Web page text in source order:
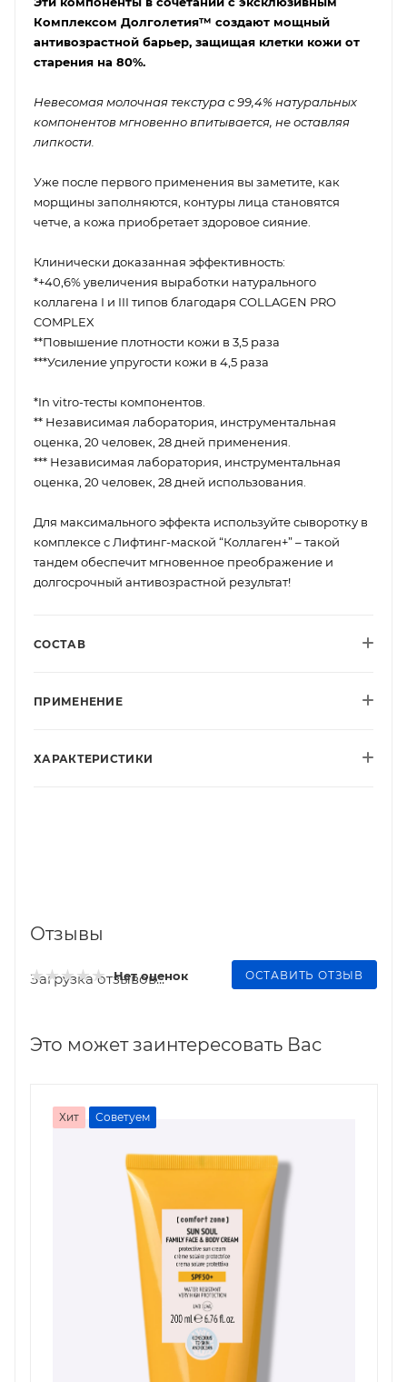
Комплексом Долголетия™ создают мощный
антивозрастной барьер, защищая клетки кожи от
старения на 80%.
Невесомая молочная текстура с 99,4% натуральных
компонентов мгновенно впитывается, не оставляя
липкости.
Уже после первого применения вы заметите, как
морщины заполняются, контуры лица становятся
четче, а кожа приобретает здоровое сияние.
Клинически доказанная эффективность:
*+40,6% увеличения выработки натурального
коллагена I и III типов благодаря COLLAGEN PRO
COMPLEX
**Повышение плотности кожи в 3,5 раза
***Усиление упругости кожи в 4,5 раза
*In vitro-тесты компонентов.
** Независимая лаборатория, инструментальная
оценка, 20 человек, 28 дней применения.
*** Независимая лаборатория, инструментальная
оценка, 20 человек, 28 дней использования.
Для максимального эффекта используйте сыворотку в
комплексе с Лифтинг-маской “Коллаген+” – такой
тандем обеспечит мгновенное преображение и
долгосрочный антивозрастной результат!
СОСТАВ
ПРИМЕНЕНИЕ
ХАРАКТЕРИСТИКИ
Отзывы
Нет оценок ОСТАВИТЬ ОТЗЫВ
Загрузка отзывов...
Это может заинтересовать Вас
Хит Советуем